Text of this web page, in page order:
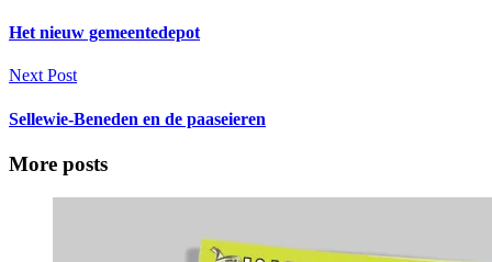
Het nieuw gemeentedepot
Next Post
Sellewie-Beneden en de paaseieren
More posts